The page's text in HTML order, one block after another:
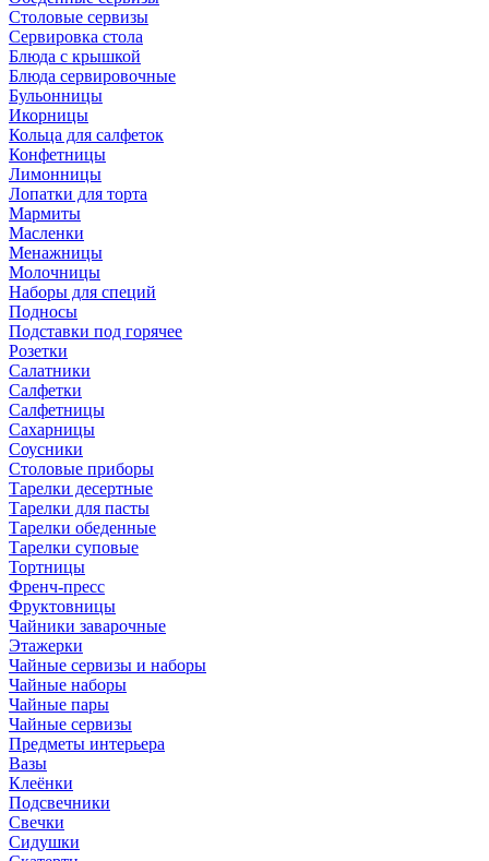
Столовые сервизы
Сервировка стола
Блюда с крышкой
Блюда сервировочные
Бульонницы
Икорницы
Кольца для салфеток
Конфетницы
Лимонницы
Лопатки для торта
Мармиты
Масленки
Менажницы
Молочницы
Наборы для специй
Подносы
Подставки под горячее
Розетки
Салатники
Салфетки
Салфетницы
Сахарницы
Соусники
Столовые приборы
Тарелки десертные
Тарелки для пасты
Тарелки обеденные
Тарелки суповые
Тортницы
Френч-пресс
Фруктовницы
Чайники заварочные
Этажерки
Чайные сервизы и наборы
Чайные наборы
Чайные пары
Чайные сервизы
Предметы интерьера
Вазы
Клеёнки
Подсвечники
Свечки
Сидушки